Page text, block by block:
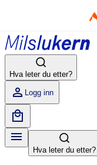
Hva leter du etter?
Logg inn
Hva leter du etter?